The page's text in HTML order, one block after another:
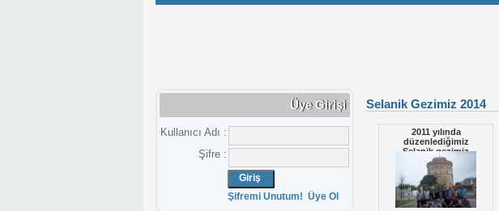
Üye Girişi
Kullanıcı Adı :
Şifre :
Şifremi Unutum! Üye Ol
Selanik Gezimiz 2014
2011 yılında
düzenlediğimiz
Selanik gezimiz